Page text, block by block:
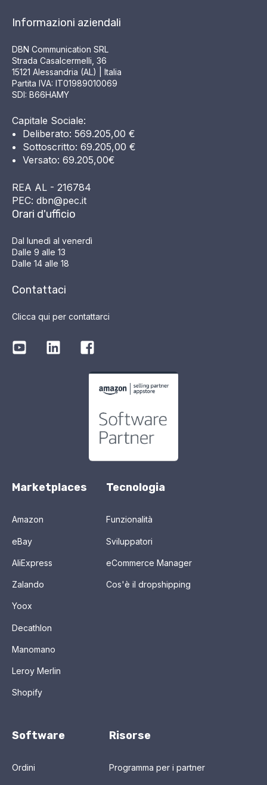
Informazioni aziendali
DBN Communication SRL
Strada Casalcermelli, 36
15121 Alessandria (AL) | Italia
Partita IVA: IT01989010069
SDI: B66HAMY
Capitale Sociale:
Deliberato: 569.205,00 €
Sottoscritto: 69.205,00 €
Versato: 69.205,00€
REA AL - 216784
PEC: dbn@pec.it
Orari d'ufficio
Dal lunedì al venerdì
Dalle 9 alle 13
Dalle 14 alle 18
Contattaci
Clicca qui per contattarci
Marketplaces
Amazon
eBay
AliExpress
Zalando
Yoox
Decathlon
Manomano
Leroy Merlin
Shopify
Tecnologia
Funzionalità
Sviluppatori
eCommerce Manager
Cos'è il dropshipping
Software
Ordini
Risorse
Programma per i partner